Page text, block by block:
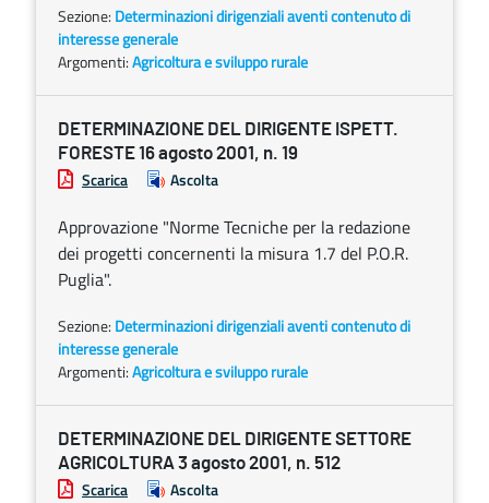
Sezione: Determinazioni dirigenziali aventi contenuto di
interesse generale
Argomenti:Agricoltura e sviluppo rurale
DETERMINAZIONE DEL DIRIGENTE ISPETT.
FORESTE 16 agosto 2001, n. 19
Scarica Ascolta
Approvazione "Norme Tecniche per la redazione
dei progetti concernenti la misura 1.7 del P.O.R.
Puglia".
Sezione: Determinazioni dirigenziali aventi contenuto di
interesse generale
Argomenti:Agricoltura e sviluppo rurale
DETERMINAZIONE DEL DIRIGENTE SETTORE
AGRICOLTURA 3 agosto 2001, n. 512
Scarica Ascolta